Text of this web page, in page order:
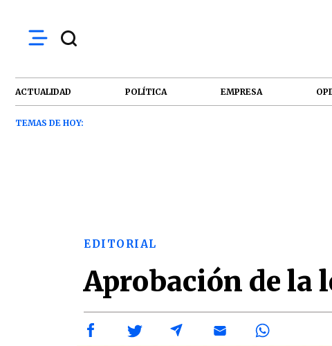
ACTUALIDAD POLÍTICA EMPRESA
TEMAS DE HOY:
EDITORIAL
Aprobación de la